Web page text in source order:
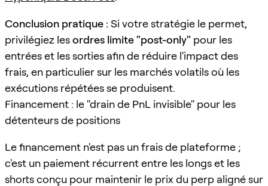
Conclusion pratique : Si votre stratégie le permet,
privilégiez lesordres limite "post-only" pour les
entrées et les sorties afin de réduire l'impact des
frais, en particulier sur les marchés volatils où les
exécutions répétées se produisent.
Financement : le "drain de PnL invisible" pour les
détenteurs de positions
Le financement n'est pas un frais de plateforme ;
c'est un paiement récurrent entre les longs et les
shorts conçu pour maintenir le prix du perp aligné sur